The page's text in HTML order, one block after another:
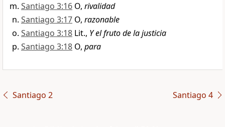
Santiago 3:16 O, rivalidad
Santiago 3:17 O, razonable
Santiago 3:18 Lit., Y el fruto de la justicia
Santiago 3:18 O, para
Santiago 2 Santiago 4